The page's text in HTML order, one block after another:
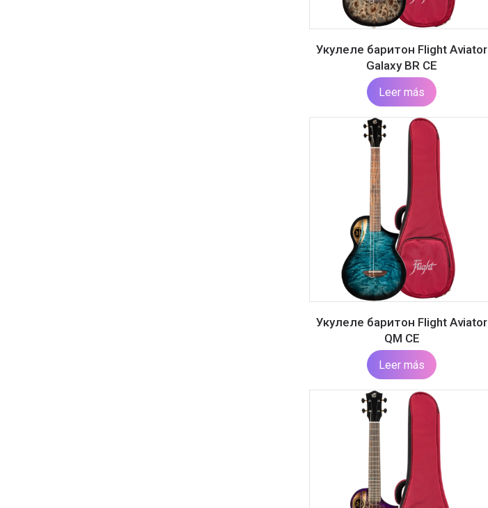
Укулеле баритон Flight Aviator
Galaxy BR CE
Leer más
Укулеле баритон Flight Aviator
QM CE
Leer más